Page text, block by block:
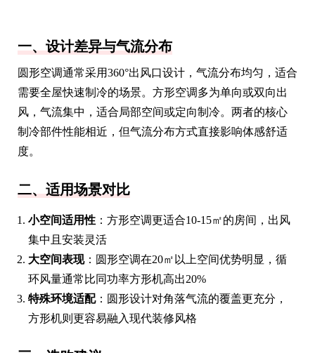
一、设计差异与气流分布
圆形空调通常采用360°出风口设计，气流分布均匀，适合
需要全屋快速制冷的场景。方形空调多为单向或双向出
风，气流集中，适合局部空间或定向制冷。两者的核心
制冷部件性能相近，但气流分布方式直接影响体感舒适
度。
二、适用场景对比
小空间适用性 ：方形空调更适合10-15㎡的房间，出风
集中且安装灵活
大空间表现：圆形空调在20㎡以上空间优势明显，循
环风量通常比同功率方形机高出20%
特殊环境适配：圆形设计对角落气流的覆盖更充分，
方形机则更容易融入现代装修风格